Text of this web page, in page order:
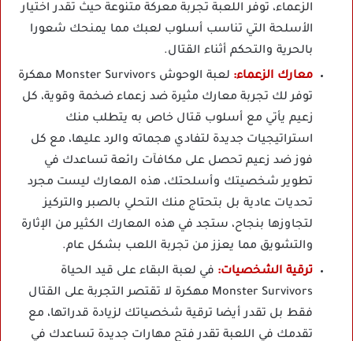
الزعماء، توفر اللعبة تجربة معركة متنوعة حيث تقدر اختيار
الأسلحة التي تناسب أسلوب لعبك مما يمنحك شعورا
بالحرية والتحكم أثناء القتال.
معارك الزعماء:
لعبة الوحوش Monster Survivors مهكرة
توفر لك تجربة معارك مثيرة ضد زعماء ضخمة وقوية، كل
زعيم يأتي مع أسلوب قتال خاص به يتطلب منك
استراتيجيات جديدة لتفادي هجماته والرد عليها، مع كل
فوز ضد زعيم تحصل على مكافآت رائعة تساعدك في
تطوير شخصيتك وأسلحتك، هذه المعارك ليست مجرد
تحديات عادية بل بتحتاج منك التحلي بالصبر والتركيز
لتجاوزها بنجاح، ستجد في هذه المعارك الكثير من الإثارة
والتشويق مما يعزز من تجربة اللعب بشكل عام.
ترقية الشخصيات: في لعبة البقاء على قيد الحياة
Monster Survivors مهكرة لا تقتصر التجربة على القتال
فقط بل تقدر أيضا ترقية شخصياتك لزيادة قدراتها، مع
تقدمك في اللعبة تقدر فتح مهارات جديدة تساعدك في